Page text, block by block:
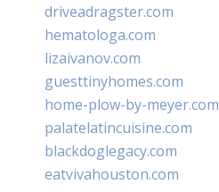
driveadragster.com
hematologa.com
lizaivanov.com
guesttinyhomes.com
home-plow-by-meyer.com
palatelatincuisine.com
blackdoglegacy.com
eatvivahouston.com